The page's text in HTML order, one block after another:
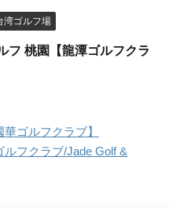
湾ゴルフ場
フ 桃園【龍潭ゴルフクラ
ゴルフクラブ】
フクラブ/Jade Golf &